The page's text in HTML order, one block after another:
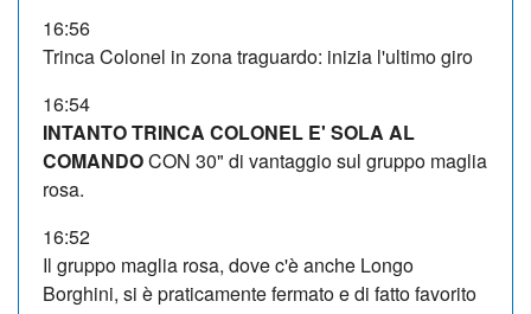
16:56
Trinca Colonel in zona traguardo: inizia l'ultimo giro
16:54
INTANTO TRINCA COLONEL E' SOLA AL
COMANDOCON 30" di vantaggio sul gruppo maglia
rosa.
16:52
Il gruppo maglia rosa, dove c'è anche Longo
Borghini, si è praticamente fermato e di fatto favorito